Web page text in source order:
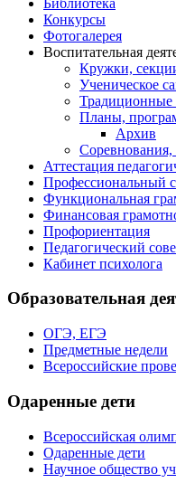
Конкурсы
Фотогалерея
Воспитательная
Кружки,
Ученическое
Традиционные
Планы,
Архив
Соревнования,
Аттестация
Профессиональный
Функциональная
Финансовая
Профориентация
Педагогический
Кабинет психолога
Образовательная
ОГЭ, ЕГЭ
Предметные недели
Всероссийские
Одаренные дети
Всероссийская
Одаренные дети
Научное общество